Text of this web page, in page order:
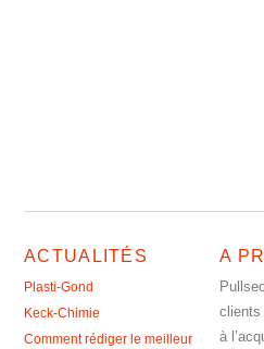
ACTUALITÉS
Plasti-Gond
Keck-Chimie
Comment rédiger le meilleur
A
clients
à